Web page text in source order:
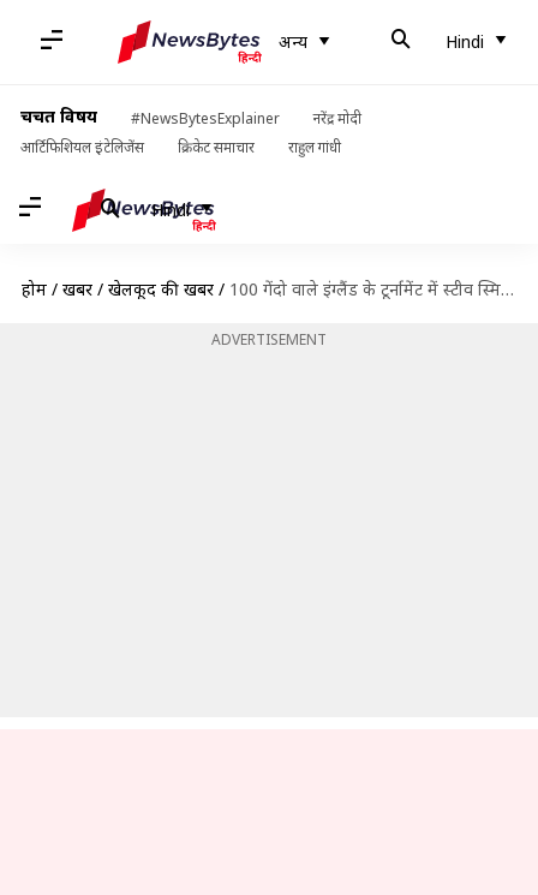
अन्य Hindi
चर्चित विषय #NewsBytesExplainer
नरेंद्र मोदी
आर्टिफिशियल इंटेलिजेंस
क्रिकेट समाचार राहुल गांधी
Hindi
होम / खबरें / खेलकूद की खबरें / 100 गेंदो वाले इंग्लैंड के टूर्नामेंट में स्टीव स्मिथ को बनाया गया इस टीम का कप्तान
ADVERTISEMENT